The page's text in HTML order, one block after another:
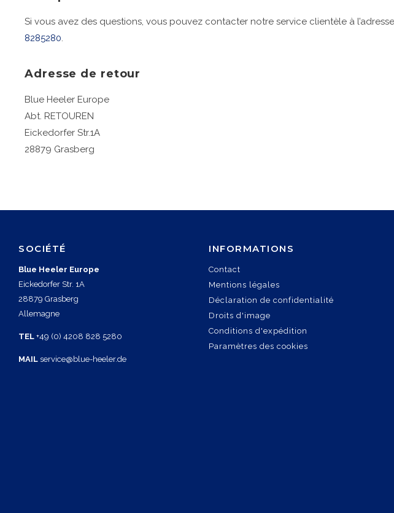
Si vous avez des questions, vous pouvez contacter notre service clientèle à
8285280.
Adresse de retour
Blue Heeler Europe
Abt. RETOUREN
Eickedorfer Str.1A
28879 Grasberg
SOCIÉTÉ
Blue Heeler Europe
Eickedorfer Str. 1A
28879 Grasberg
Allemagne
TEL +49 (0) 4208 828 5280
MAIL service@blue-heeler.de
INFORMATIONS
Contact
Mentions légales
Déclaration de confidentialité
Droits d'image
Conditions d'expédition
Paramètres des cookies